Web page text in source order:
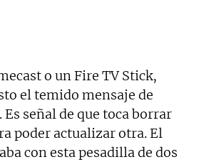
o un Fire TV Stick,
el temido mensaje de
señal de que toca borrar
poder actualizar otra. El
con esta pesadilla de dos